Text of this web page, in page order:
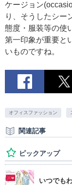
ケージョン
り、そうしたシー
態度・服装等の使
第一印象が重要と
いものですね。
オフィスファッション
関連記事
ピックアップ
いつでも